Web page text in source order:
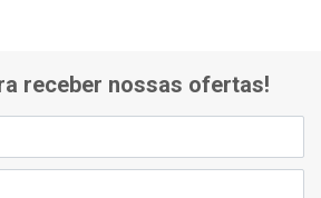
receber nossas ofertas!